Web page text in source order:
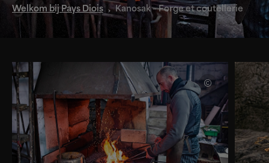
Welkom bij Pays Diois Kanosak – Forge et coutellerie